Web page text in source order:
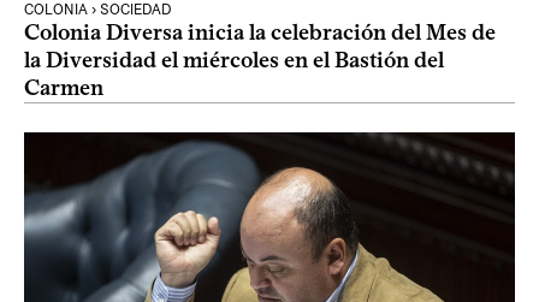
COLONIA › SOCIEDAD
Colonia Diversa inicia la celebración del Mes de
la Diversidad el miércoles en el Bastión del
Carmen